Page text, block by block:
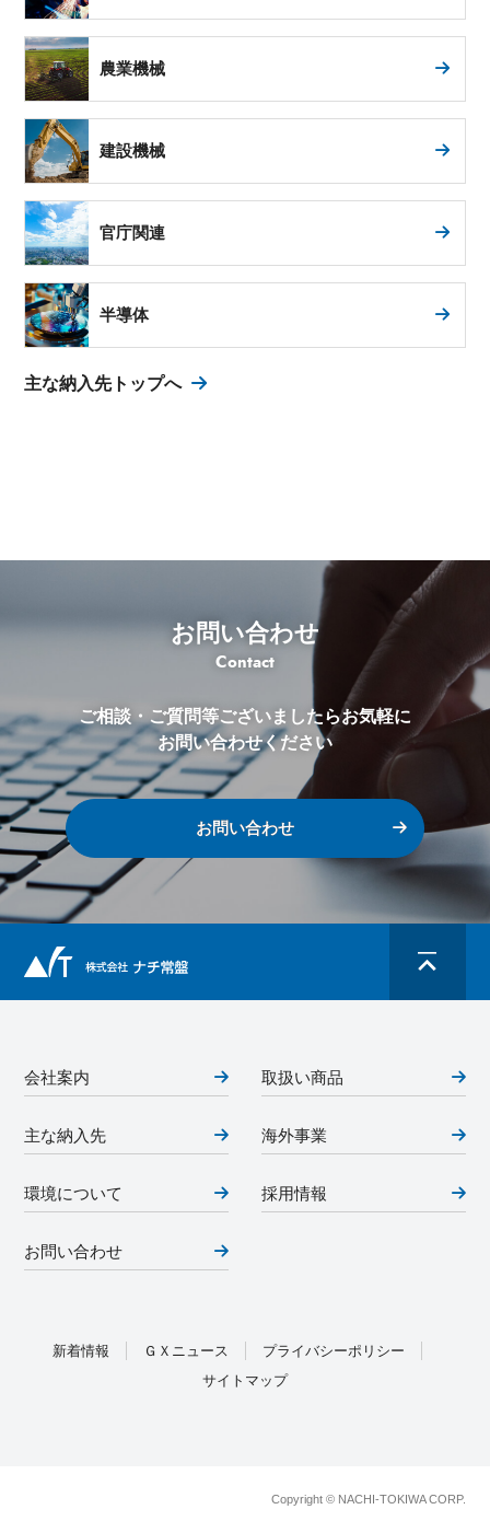
農業機械
建設機械
官庁関連
半導体
主な納入先トップへ
お問い合わせ
Contact
ご相談・ご質問等ございましたらお気軽に
お問い合わせください
お問い合わせ
会社案内 取扱い商品
主な納入先 海外事業
環境について 採用情報
お問い合わせ
新着情報 ＧＸニュース
プライバシーポリシー
サイトマップ
Copyright © NACHI-TOKIWA CORP.